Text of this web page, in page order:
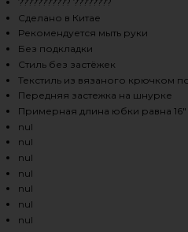
SANDER SKIRT IN
SANDER SKIRT IN
SANDER SKIRT IN
Сделано в Китае
Рекомендуется мыть руки
Без подкладки
Стиль без застёжек
Текстиль из вязаного крючком
Передняя застежка на шнурке
Примерная длина юбки равна 16"
nul
nul
nul
nul
nul
nul
nul